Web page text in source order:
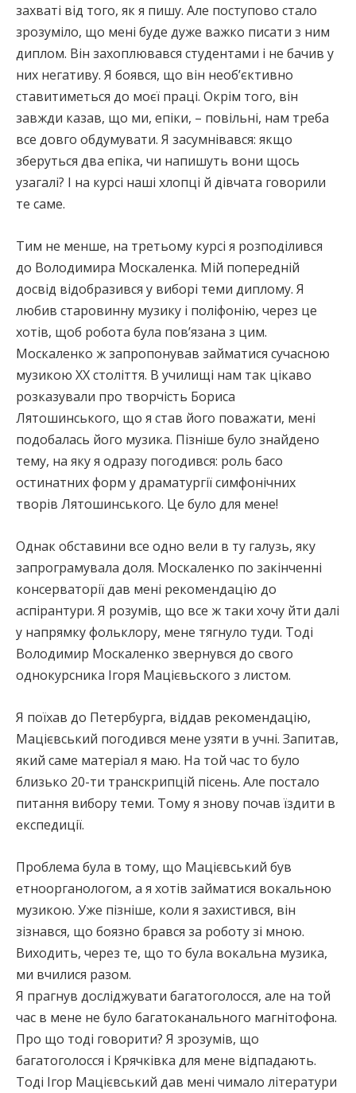
захваті від того, як я пишу. Але поступово стало
зрозуміло, що мені буде дуже важко писати з ним
диплом. Він захоплювався студентами і не бачив у
них негативу. Я боявся, що він необ’єктивно
ставитиметься до моєї праці. Окрім того, він
завжди казав, що ми, епіки, – повільні, нам треба
все довго обдумувати. Я засумнівався: якщо
зберуться два епіка, чи напишуть вони щось
узагалі? І на курсі наші хлопці й дівчата говорили
те саме.
Тим не менше, на третьому курсі я розподілився
до Володимира Москаленка. Мій попередній
досвід відобразився у виборі теми диплому. Я
любив старовинну музику і поліфонію, через це
хотів, щоб робота була пов’язана з цим.
Москаленко ж запропонував займатися сучасною
музикою ХХ століття. В училищі нам так цікаво
розказували про творчість Бориса
Лятошинського, що я став його поважати, мені
подобалась його музика. Пізніше було знайдено
тему, на яку я одразу погодився: роль басо
остинатних форм у драматургії симфонічних
творів Лятошинського. Це було для мене!
Однак обставини все одно вели в ту галузь, яку
запрограмувала доля. Москаленко по закінченні
консерваторії дав мені рекомендацію до
аспірантури. Я розумів, що все ж таки хочу йти далі
у напрямку фольклору, мене тягнуло туди. Тоді
Володимир Москаленко звернувся до свого
однокурсника Ігоря Мацієвьского з листом.
Я поїхав до Петербурга, віддав рекомендацію,
Мацієвський погодився мене узяти в учні. Запитав,
який саме матеріал я маю. На той час то було
близько 20-ти транскрипцій пісень. Але постало
питання вибору теми. Тому я знову почав їздити в
експедиції.
Проблема була в тому, що Мацієвський був
етноорганологом, а я хотів займатися вокальною
музикою. Уже пізніше, коли я захистився, він
зізнався, що боязно брався за роботу зі мною.
Виходить, через те, що то була вокальна музика,
ми вчилися разом.
Я прагнув досліджувати багатоголосся, але на той
час в мене не було багатоканального магнітофона.
Про що тоді говорити? Я зрозумів, що
багатоголосся і Крячківка для мене відпадають.
Тоді Ігор Мацієвський дав мені чимало літератури